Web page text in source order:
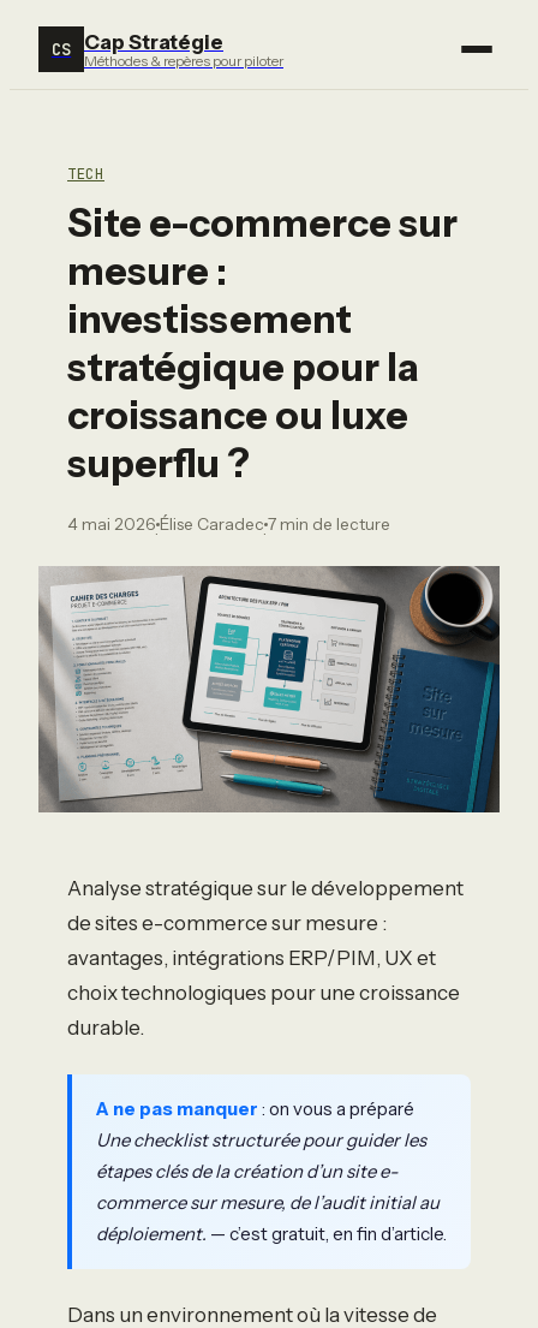
CS Cap Stratégie
Méthodes & repères pour piloter
TECH
Site e-commerce sur
mesure :
investissement
stratégique pour la
croissance ou luxe
superflu ?
4 mai 2026
·
Élise Caradec
·
7 min de lecture
Analyse stratégique sur le développement
de sites e-commerce sur mesure :
avantages, intégrations ERP/PIM, UX et
choix technologiques pour une croissance
durable.
A ne pas manquer : on vous a préparé
Une checklist structurée pour guider les
étapes clés de la création d’un site e-
commerce sur mesure, de l’audit initial au
déploiement. — c’est gratuit, en fin d’article.
Dans un environnement où la vitesse de